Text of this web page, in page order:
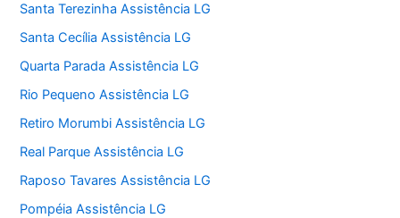
Santa Terezinha Assistência LG
Santa Cecília Assistência LG
Quarta Parada Assistência LG
Rio Pequeno Assistência LG
Retiro Morumbi Assistência LG
Real Parque Assistência LG
Raposo Tavares Assistência LG
Pompéia Assistência LG